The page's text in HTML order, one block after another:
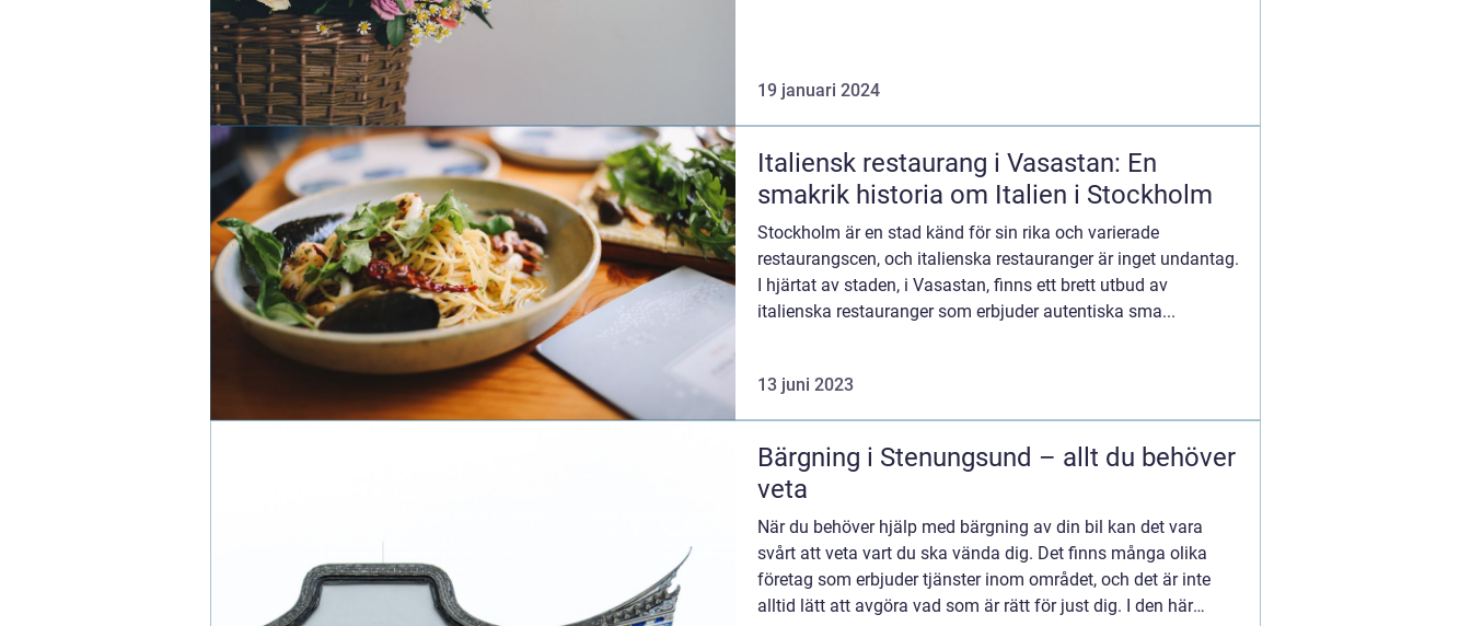
19 januari 2024
Italiensk restaurang i Vasastan: En
smakrik historia om Italien i Stockholm
Stockholm är en stad känd för sin rika och varierade
restaurangscen, och italienska restauranger är inget undantag.
I hjärtat av staden, i Vasastan, finns ett brett utbud av
italienska restauranger som erbjuder autentiska sma...
13 juni 2023
Bärgning i Stenungsund – allt du behöver
veta
När du behöver hjälp med bärgning av din bil kan det vara
svårt att veta vart du ska vända dig. Det finns många olika
företag som erbjuder tjänster inom området, och det är inte
alltid lätt att avgöra vad som är rätt för just dig. I den här